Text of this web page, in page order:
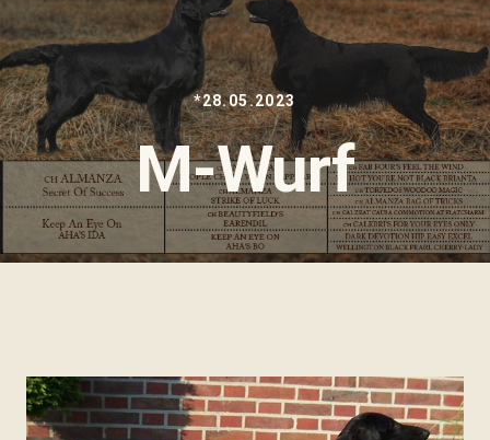
*28.05.2023
M-Wurf